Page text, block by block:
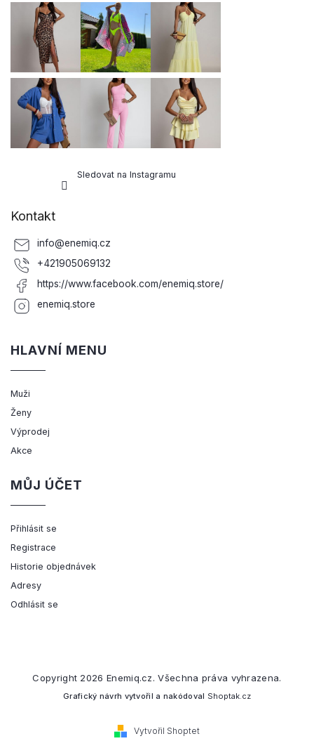
Sledovat na Instagramu
Kontakt
info@enemiq.cz
+421905069132
https://www.facebook.com/enemiq.store/
enemiq.store
HLAVNÍ MENU
Muži
Ženy
Výprodej
Akce
MŮJ ÚČET
Přihlásit se
Registrace
Historie objednávek
Adresy
Odhlásit se
Vytvořil Shoptet
Copyright 2026 Enemiq.cz. Všechna práva vyhrazena.
Grafický návrh vytvořil a nakódoval Shoptak.cz